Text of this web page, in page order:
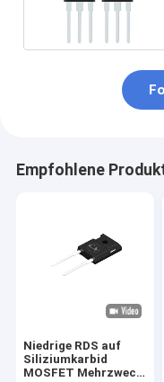
Empfohlene
Niedrige RDS auf
Siliziumkarbid
MOSFET Mehrzweck